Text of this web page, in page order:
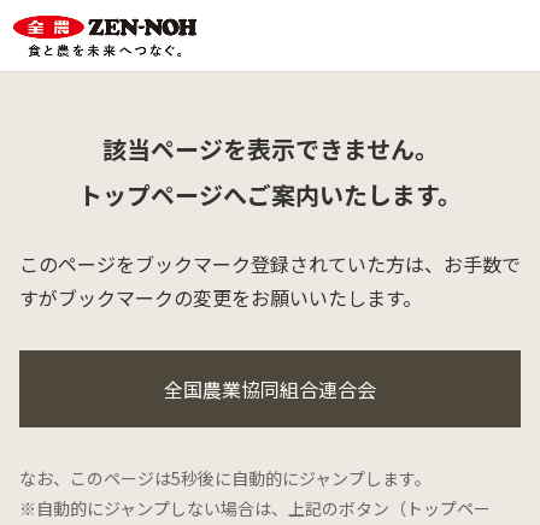
該当ページを表示できません。
トップページへご案内いたします。
このページをブックマーク登録されていた方は、 お手数で
すがブックマークの変更をお願いいたします。
全国農業協同組合連合会
なお、このページは5秒後に自動的にジャンプします。
※自動的にジャンプしない場合は、上記のボタン（トップペー